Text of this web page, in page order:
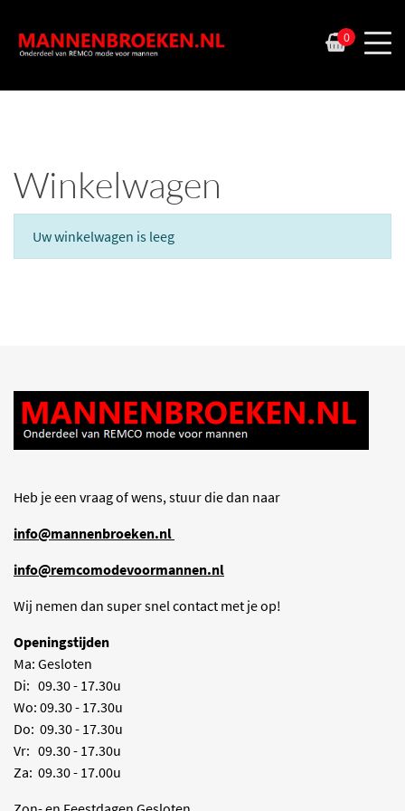
0
Winkelwagen
Uw winkelwagen is leeg
Heb je een vraag of wens, stuur die dan naar
info@mannenbroeken.nl
info@remcomodevoormannen.nl
Wij nemen dan super snel contact met je op!
Openingstijden
Ma: Gesloten
Di: 09.30 - 17.30u
Wo: 09.30 - 17.30u
Do: 09.30 - 17.30u
Vr: 09.30 - 17.30u
Za: 09.30 - 17.00u